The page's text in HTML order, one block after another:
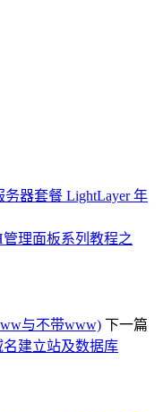
器套餐 LightLayer 年
理面板系列教程之
与不带www) 下一篇
建立站及数据库